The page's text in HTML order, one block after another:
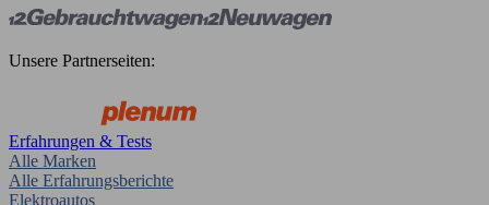
Unsere Partnerseiten:
Erfahrungen & Tests
Alle Marken
Alle Erfahrungsberichte
Elektroautos